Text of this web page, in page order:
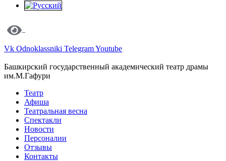
Vk Odnoklassniki TelegramYoutube
Башкирский государственный академический театр драмы
им.М.Гафури
Театр
Афиша
Театральная весна
Спектакли
Новости
Персоналии
Отзывы
Контакты